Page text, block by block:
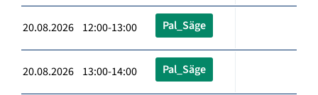
20.08.2026 12:00-13:00 Pal_Säge
20.08.2026 13:00-14:00 Pal_Säge